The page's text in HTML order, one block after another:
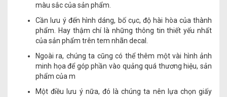
màu sắc của sản phẩm.
Cần lưu ý đến hình dáng, bố cục, độ hài hòa của thành
phẩm. Hay thậm chí là những thông tin thiết yếu nhất
của sản phẩm trên tem nhãn decal.
Ngoài ra, chúng ta cũng có thể thêm một vài hình ảnh
minh họa để góp phần vào quảng quá thương hiệu, sản
phẩm của m
Một điều lưu ý nữa, đó là chúng ta nên lựa chọn giấy